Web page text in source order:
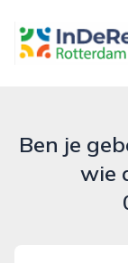
Ben je
wie